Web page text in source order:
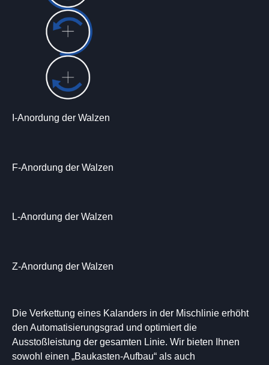
I-Anordung der Walzen
F-Anordung der Walzen
L-Anordung der Walzen
Z-Anordung der Walzen
Die Verkettung eines Kalanders in der Mischlinie erhöht
den Automatisierungsgrad und optimiert die
Ausstoßleistung der gesamten Linie. Wir bieten Ihnen
sowohl einen „Baukasten-Aufbau“ als auch